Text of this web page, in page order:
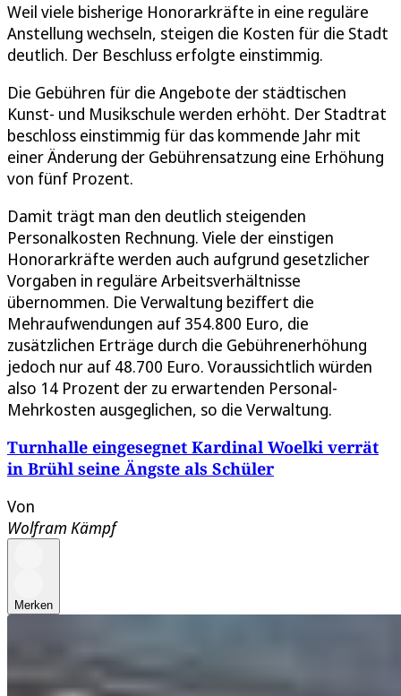
Weil viele bisherige Honorarkräfte in eine reguläre
Anstellung wechseln, steigen die Kosten für die Stadt
deutlich. Der Beschluss erfolgte einstimmig.
Die Gebühren für die Angebote der städtischen
Kunst- und Musikschule werden erhöht. Der Stadtrat
beschloss einstimmig für das kommende Jahr mit
einer Änderung der Gebührensatzung eine Erhöhung
von fünf Prozent.
Damit trägt man den deutlich steigenden
Personalkosten Rechnung. Viele der einstigen
Honorarkräfte werden auch aufgrund gesetzlicher
Vorgaben in reguläre Arbeitsverhältnisse
übernommen. Die Verwaltung beziffert die
Mehraufwendungen auf 354.800 Euro, die
zusätzlichen Erträge durch die Gebührenerhöhung
jedoch nur auf 48.700 Euro. Voraussichtlich würden
also 14 Prozent der zu erwartenden Personal-
Mehrkosten ausgeglichen, so die Verwaltung.
Turnhalle eingesegnet Kardinal Woelki verrät
in Brühl seine Ängste als Schüler
Von
Wolfram Kämpf
Merken